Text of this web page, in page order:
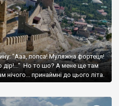
"Ааа, попса! Муляжна фортеця!
дір!..." Но то шо? А мене ще там
нічого... принаймні до цього літа.